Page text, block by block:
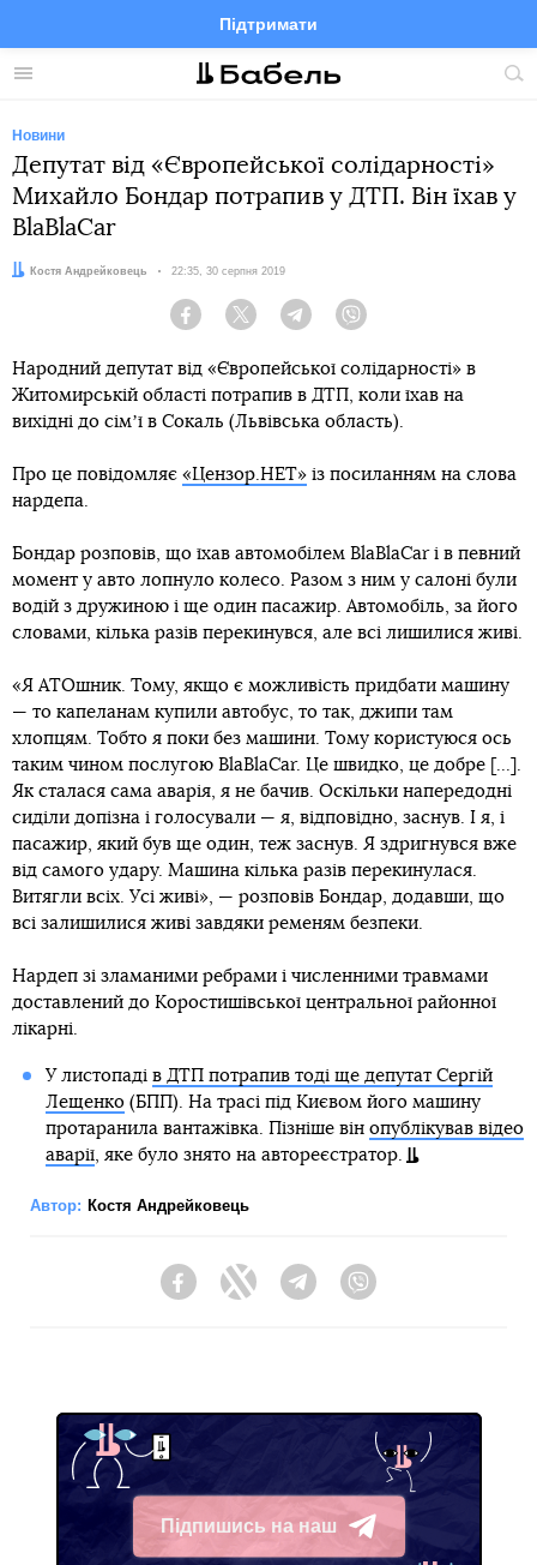
Меню
Підтримати
FacebookTelegramTwitter
Новини
Депутат від «Європейської солідарності»
Михайло Бондар потрапив у ДТП. Він їхав у
BlaBlaCar
Автор:Костя Андрейковець Дата:
22:35, 30 серпня 2019
Facebook Twitter Telegram
Народний депутат від «Європейської солідарності» в
Житомирській області потрапив в ДТП, коли їхав на
вихідні до сімʼї в Сокаль (Львівська область).
Про це повідомляє «Цензор.НЕТ» із посиланням на слова
нардепа.
Бондар розповів, що їхав автомобілем BlaBlaCar і в певний
момент у авто лопнуло колесо. Разом з ним у салоні були
водій з дружиною і ще один пасажир. Автомобіль, за його
словами, кілька разів перекинувся, але всі лишилися живі.
«Я АТОшник. Тому, якщо є можливість придбати машину
— то капеланам купили автобус, то так, джипи там
хлопцям. Тобто я поки без машини. Тому користуюся ось
таким чином послугою BlaBlaCar. Це швидко, це добре [...].
Як сталася сама аварія, я не бачив. Оскільки напередодні
сиділи допізна і голосували — я, відповідно, заснув. І я, і
пасажир, який був ще один, теж заснув. Я здригнувся вже
від самого удару. Машина кілька разів перекинулася.
Витягли всіх. Усі живі», — розповів Бондар, додавши, що
всі залишилися живі завдяки ременям безпеки.
Нардеп зі зламаними ребрами і численними травмами
доставлений до Коростишівської центральної районної
лікарні.
У листопаді в ДТП потрапив тоді ще депутат Сергій
Лещенко(БПП). На трасі під Києвом його машину
протаранила вантажівка. Пізніше він опублікував відео
аварії, яке було знято на автореєстратор.
Автор: Костя Андрейковець
FacebookTwitter Telegram
Підпишись на наш
Telegram